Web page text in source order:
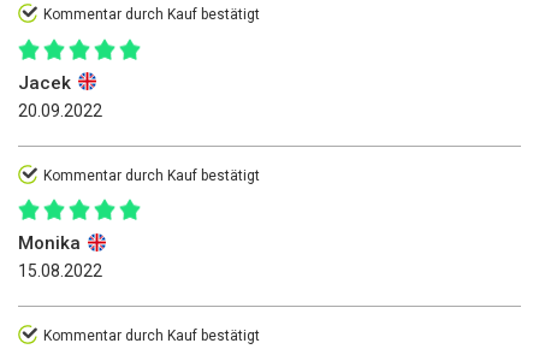
Kommentar durch Kauf bestätigt
Jacek
20.09.2022
Kommentar durch Kauf bestätigt
Monika
15.08.2022
Kommentar durch Kauf bestätigt